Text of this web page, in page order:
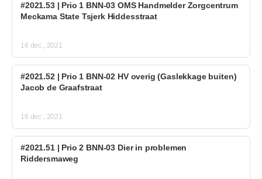
#2021.53 | Prio 1 BNN-03 OMS Handmelder Zorgcentrum
Meckama State Tsjerk Hiddesstraat
16 dec., 2021
#2021.52 | Prio 1 BNN-02 HV overig (Gaslekkage buiten)
Jacob de Graafstraat
16 dec., 2021
#2021.51 | Prio 2 BNN-03 Dier in problemen
Riddersmaweg